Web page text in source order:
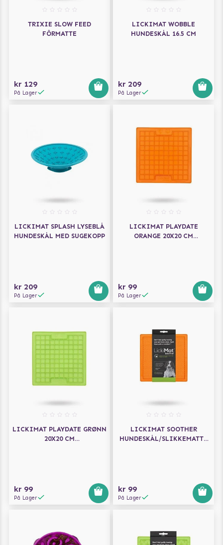
TRIXIE SLOW FEED
FÔRMATTE
kr 129
På Lager
LICKIMAT WOBBLE
HUNDESKÅL 16.5 CM
kr 209
På Lager
LICKIMAT SPLASH LYSEBLÅ
HUNDESKÅL MED SUGEKOPP
kr 209
På Lager
LICKIMAT PLAYDATE
ORANGE 20X20 CM
kr 99
På Lager
LICKIMAT PLAYDATE GRØNN
20X20 CM
kr 99
På Lager
LICKIMAT SOOTHER
HUNDESKÅL/SLIKKEMATTE
kr 99
På Lager